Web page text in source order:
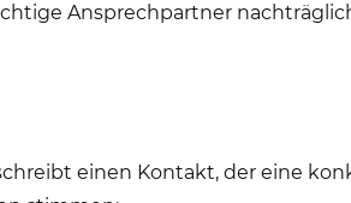
Ansprechpartner
einen Kontakt, der eine